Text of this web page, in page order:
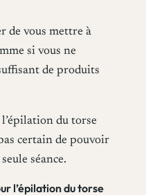
de vous mettre à
si vous ne
de produits
du torse
certain de pouvoir
séance.
l’épilation du torse